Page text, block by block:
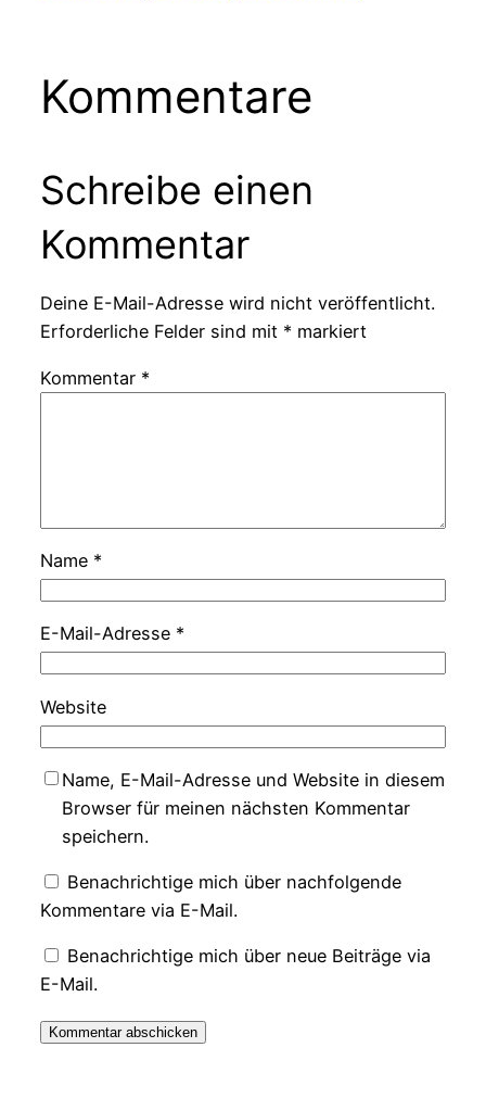
Kommentare
Schreibe einen
Kommentar
Deine E-Mail-Adresse wird nicht veröffentlicht.
Erforderliche Felder sind mit * markiert
Kommentar *
Name *
E-Mail-Adresse *
Website
Name, E-Mail-Adresse und Website in diesem
Browser für meinen nächsten Kommentar
speichern.
Benachrichtige mich über nachfolgende
Kommentare via E-Mail.
Benachrichtige mich über neue Beiträge via
E-Mail.